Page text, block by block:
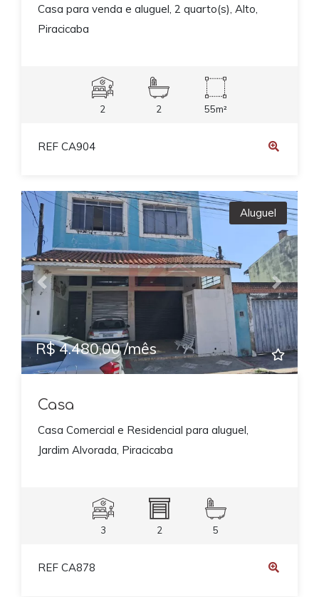
Casa para venda e aluguel, 2 quarto(s), Alto,
Piracicaba
2 2 55m²
REF CA904
Previous Next
Aluguel
R$ 4.480,00 /mês
Casa
Casa Comercial e Residencial para aluguel,
Jardim Alvorada, Piracicaba
3 2 5
REF CA878